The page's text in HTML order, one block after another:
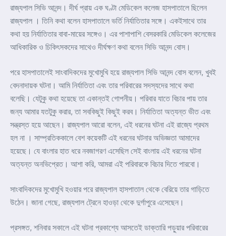
রাজ্যপাল সিভি আনন্দ। দীর্ঘ প্রায় এক ঘণ্টা মেডিকেল কলেজ হাসপাতালে ছিলেন
রাজ্যপাল । তিনি কথা বলেন হাসপাতালে ভর্তি নির্যাতিতার সঙ্গে। একইসাথে তার
কথা হয় নির্যাতিতার বাবা-মায়ের সঙ্গেও। এর পাশাপাশি বেসরকারি মেডিকেল কলেজের
আধিকারিক ও চিকিৎসকদের সাথেও দীর্ঘক্ষণ কথা বলেন সিভি আনন্দ বোস।
পরে হাসপাতালেই সাংবাদিকদের মুখোমুখি হয়ে রাজ্যপাল সিভি আনন্দ বোস বলেন, খুবই
বেদনাদায়ক ঘটনা। আমি নির্যাতিতা এবং তার পরিবারের সদস্যদের সাথে কথা
বলেছি। যেটুকু কথা হয়েছে তা একান্তই গোপনীয়। পরিবার যাতে বিচার পায় তার
জন্য আমার যতটুকু করার, তা সবকিছুই কিছুই করব। নির্যাতিতা অত্যন্ত ভীত এবং
সন্ত্রস্ত হয়ে আছেন। রাজ্যপাল আরো বলেন, এই ধরনের ঘটনা এই রাজ্যে প্রথম
হল না । সাম্প্রতিককালে বেশ কয়েকটি এই ধরনের ঘটনার অভিজ্ঞতা আমাদের
হয়েছে। যে বাংলার হাত ধরে নবজাগরণ এসেছিল সেই বাংলায় এই ধরনের ঘটনা
অত্যন্ত অনভিপ্রেত। আশা করি, আমরা এই পরিবারকে বিচার দিতে পারবো।
সাংবাদিকদের মুখোমুখি হওয়ার পরে রাজ্যপাল হাসপাতাল থেকে বেরিয়ে তার গাড়িতে
উঠেন। জানা গেছে, রাজ্যপাল ট্রেনে হাওড়া থেকে দুর্গাপুরে এসেছেন।
প্রসঙ্গত, শনিবার সকালে এই ঘটনা প্রকাশ্যে আসতেই ডাক্তারি পড়ুয়ার পরিবারের